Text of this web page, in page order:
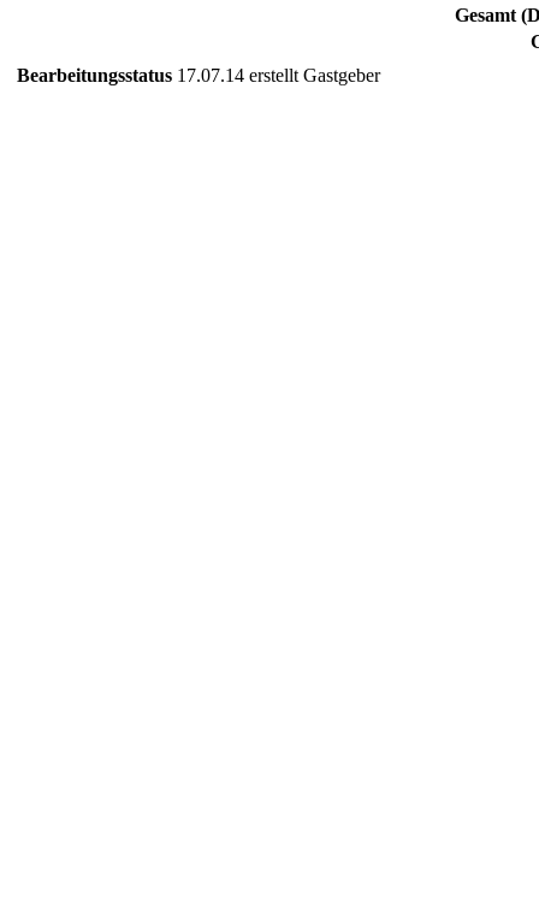
Gesamt
Bearbeitungsstatus 17.07.14 erstellt Gastgeber